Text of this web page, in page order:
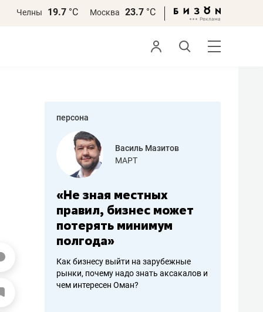
Челны 19.7 °С Москва 23.7 °С
персона
Василь Мазитов
МАРТ
«Не зная местных
правил, бизнес может
потерять минимум
полгода»
Как бизнесу выйти на зарубежные
рынки, почему надо знать аксакалов и
чем интересен Оман?